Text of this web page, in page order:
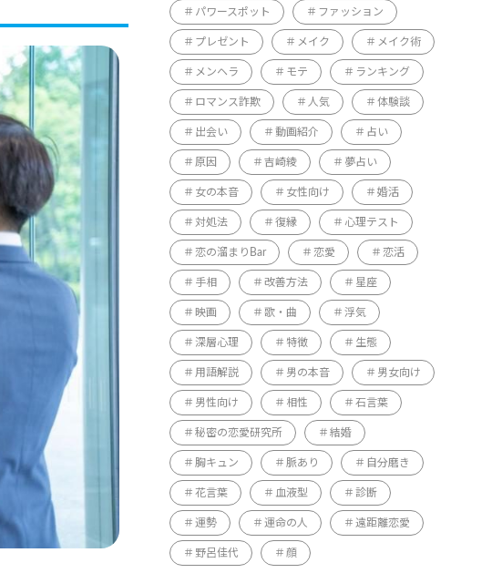
パワースポット ファッション
プレゼント メイク メイク術
メンヘラ モテ ランキング
ロマンス詐欺 人気 体験談
出会い 動画紹介 占い
原因 吉崎綾 夢占い
女の本音 女性向け 婚活
対処法 復縁 心理テスト
恋の溜まりBar 恋愛 恋活
手相 改善方法 星座
映画 歌・曲 浮気
深層心理 特徴 生態
用語解説 男の本音 男女向け
男性向け 相性 石言葉
秘密の恋愛研究所 結婚
胸キュン 脈あり 自分磨き
花言葉 血液型 診断
運勢 運命の人 遠距離恋愛
野呂佳代 顔